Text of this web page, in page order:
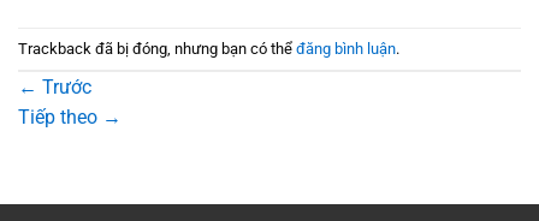
Trackback đã bị đóng, nhưng bạn có thể đăng bình luận.
← Trước
Tiếp theo →